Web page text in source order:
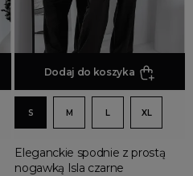
Dodaj do koszyka
S M L XL
Eleganckie spodnie z prostą
nogawką Isla czarne